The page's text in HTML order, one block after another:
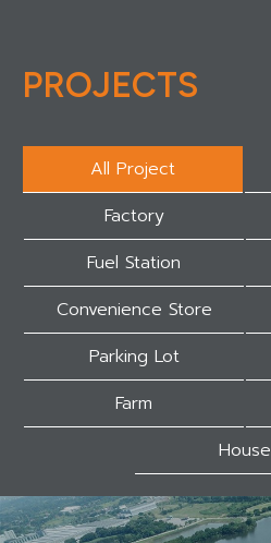
PROJECTS
All Project
Factory
Fuel Station
Convenience Store
Parking Lot
Farm
House